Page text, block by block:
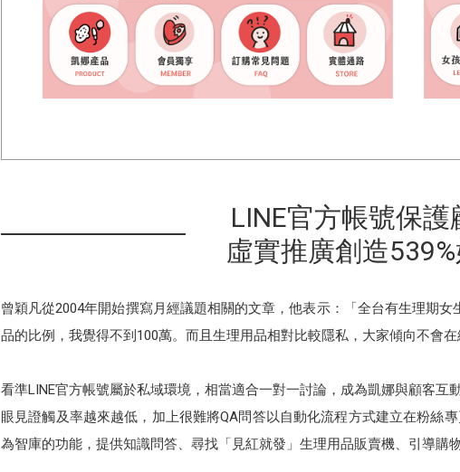
LINE官方帳號保護
虛實推廣創造
曾穎凡從2004年開始撰寫月經議題相關的文章，他表示：「全台有生理期
品的比例，我覺得不到100萬。而且生理用品相對比較隱私，大家傾向不會在
看準LINE官方帳號屬於私域環境，相當適合一對一討論，成為凱娜與顧客
眼見證觸及率越來越低，加上很難將QA問答以自動化流程方式建立在粉絲
為智庫的功能，提供知識問答、尋找「見紅就發」生理用品販賣機、引導購